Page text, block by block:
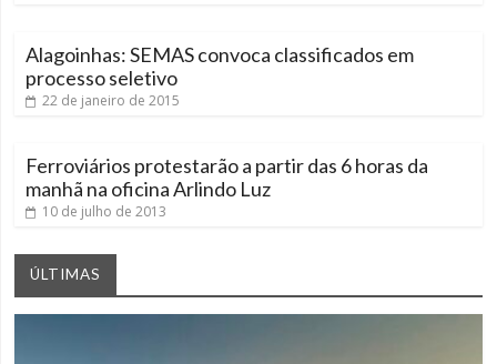
Alagoinhas: SEMAS convoca classificados em
processo seletivo
22 de janeiro de 2015
Ferroviários protestarão a partir das 6 horas da
manhã na oficina Arlindo Luz
10 de julho de 2013
ÚLTIMAS